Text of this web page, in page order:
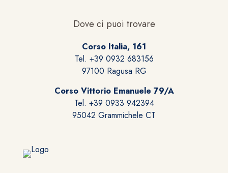
nella
pagina
del
prodotto
Dove ci puoi trovare
Corso Italia, 161
Tel. +39 0932 683156
97100 Ragusa RG
Corso Vittorio Emanuele 79/A
Tel. +39 0933 942394
95042 Grammichele CT